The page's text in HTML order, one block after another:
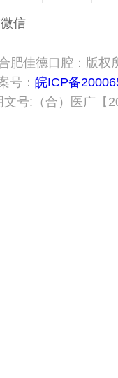
信
肥佳德口腔：版权
号： 皖ICP备
文号:（合）医广【